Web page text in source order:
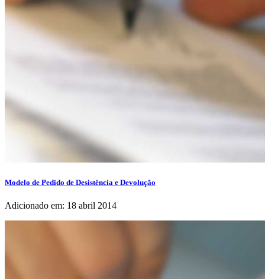
Modelo de Pedido de Desistência e Devolução
Adicionado em: 18 abril 2014